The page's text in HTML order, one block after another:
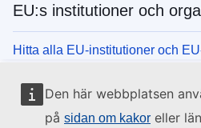
Den här webbplatsen
på sidan om kakor eller
EU:s institutioner och
Hitta alla EU-institutioner och